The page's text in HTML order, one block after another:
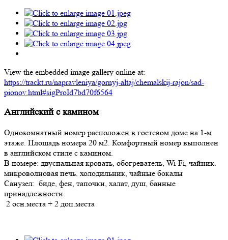
View the embedded image gallery online at:
https://trackt.ru/napravleniya/gornyj-altaj/chemalskij-rajon/sad-
pionov.html#sigProId7bd70f6564
Английский с камином
Однокомнатный номер расположен в гостевом доме на 1-м
этаже. Площадь номера 20 м2. Комфортный номер выполнен
в английском стиле с камином.
В номере: двуспальная кровать, обогреватель, Wi-Fi, чайник.
микроволновая печь. холодильник, чайные бокалы
Санузел: биде, фен, тапочки, халат, душ, банные
принадлежности.
2 осн.места + 2 доп.места